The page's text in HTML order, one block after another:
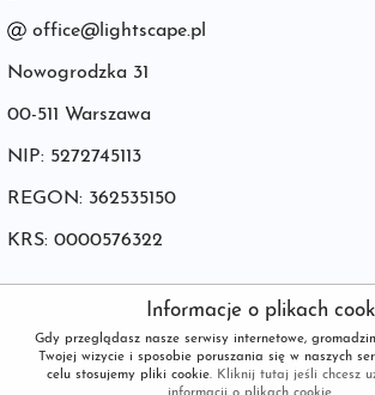
office@lightscape.pl
Nowogrodzka 31
00-511 Warszawa
NIP: 5272745113
REGON: 362535150
KRS: 0000576322
© POWERED BYnetPR.pl
Informacje o plikach
Gdy przeglądasz nasze serwisy internetowe,
Twojej wizycie i sposobie poruszania się w naszych
celu stosujemy pliki cookie. Kliknij tutaj jeśli chcesz